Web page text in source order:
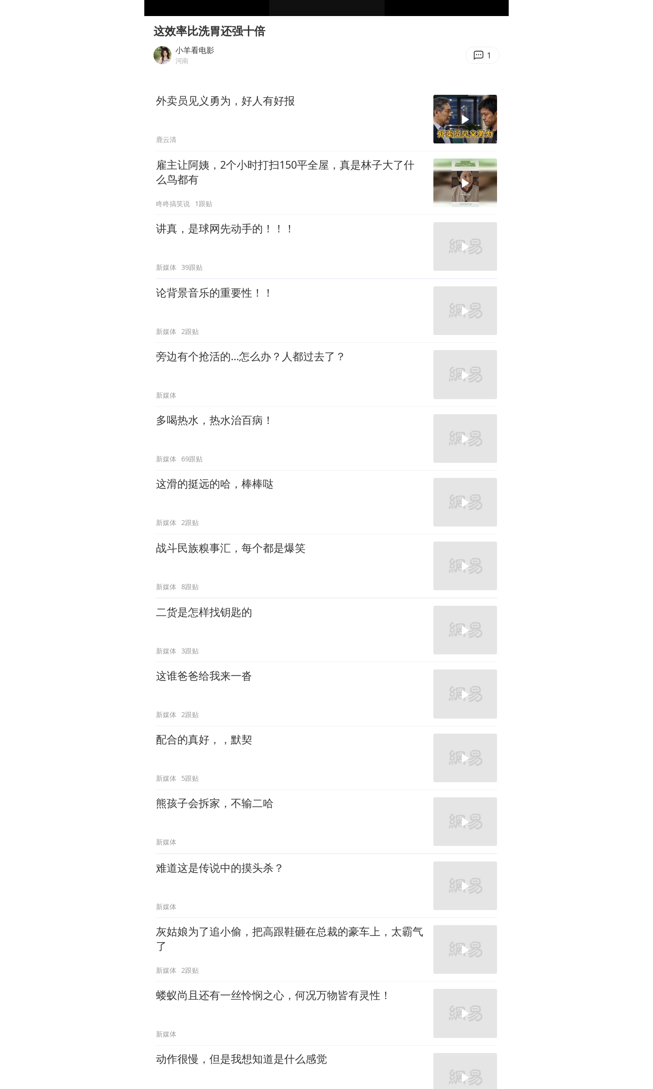
河南某医院2.33亿工程串标案细节披露
男子杀人后逃进深山21年活得像野人
OpenAI为免费用户升级GPT-5.6 Luna
这效率比洗胃还强十倍
小羊看电影
河南 1
外卖员见义勇为，好人有好报
鹿云清
雇主让阿姨，2个小时打扫150平全屋，真是林子大了什
么鸟都有
咚咚搞笑说 1跟贴
讲真，是球网先动手的！！！
新媒体 39跟贴
论背景音乐的重要性！！
新媒体 2跟贴
旁边有个抢活的…怎么办？人都过去了？
新媒体
多喝热水，热水治百病！
新媒体 69跟贴
这滑的挺远的哈，棒棒哒
新媒体 2跟贴
战斗民族糗事汇，每个都是爆笑
新媒体 8跟贴
二货是怎样找钥匙的
新媒体 3跟贴
这谁爸爸给我来一沓
新媒体 2跟贴
配合的真好，，默契
新媒体 5跟贴
熊孩子会拆家，不输二哈
新媒体
难道这是传说中的摸头杀？
新媒体
灰姑娘为了追小偷，把高跟鞋砸在总裁的豪车上，太霸气
了
新媒体 2跟贴
蝼蚁尚且还有一丝怜悯之心，何况万物皆有灵性！
新媒体
动作很慢，但是我想知道是什么感觉